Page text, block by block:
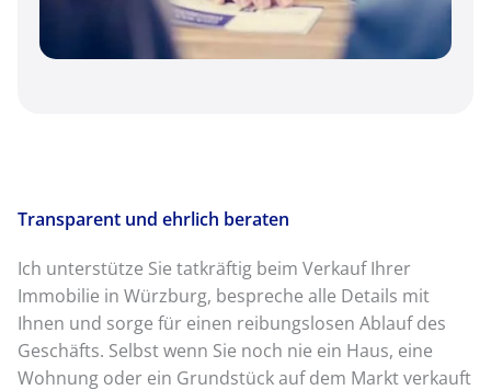
Transparent und ehrlich beraten
Ich unterstütze Sie tatkräftig beim Verkauf Ihrer
Immobilie in Würzburg, bespreche alle Details mit
Ihnen und sorge für einen reibungslosen Ablauf des
Geschäfts. Selbst wenn Sie noch nie ein Haus, eine
Wohnung oder ein Grundstück auf dem Markt verkauft